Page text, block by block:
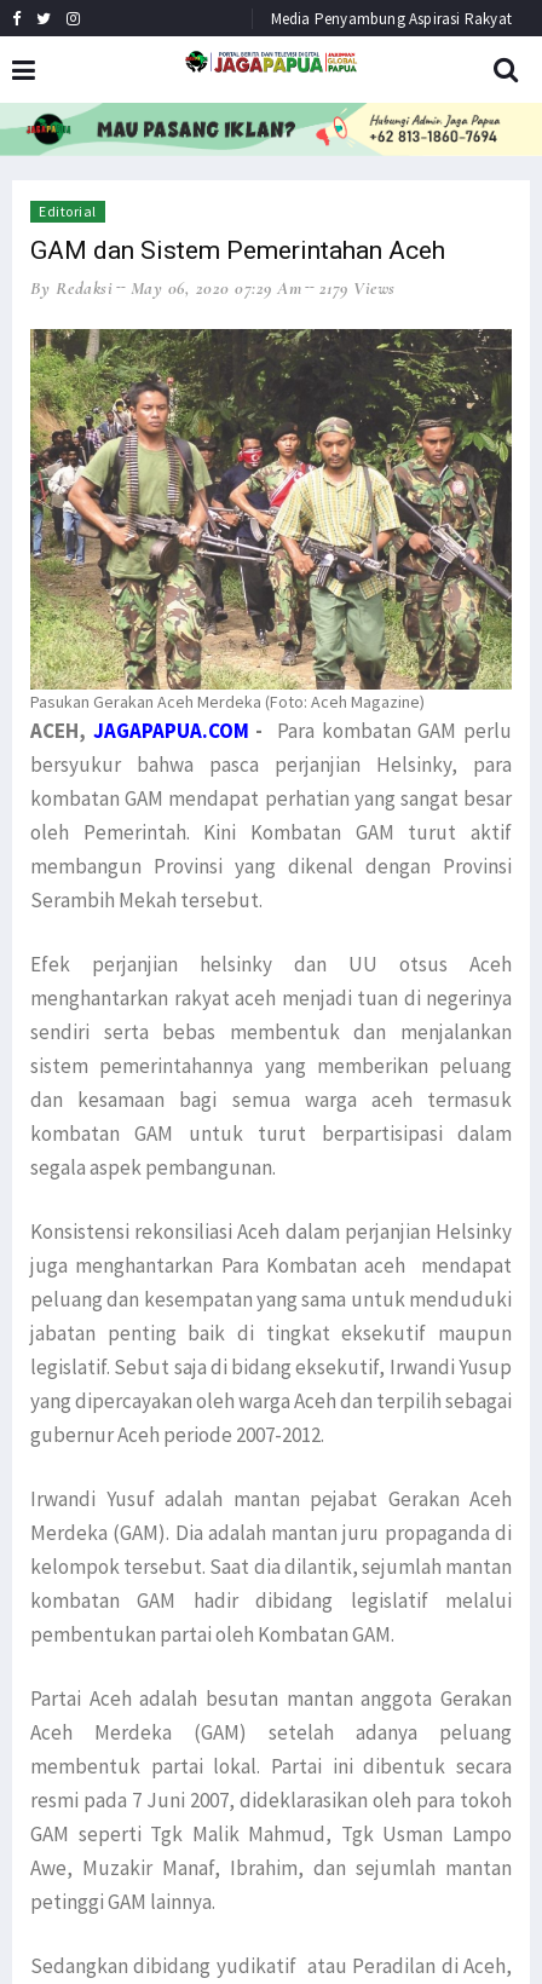
Media Penyambung Aspirasi Rakyat
HEADLINENEWS
Editorial
GAM dan Sistem Pemerintahan Aceh
By Redaksi May 06, 2020 07:29 Am 2179 Views
Pasukan Gerakan Aceh Merdeka (Foto: Aceh Magazine)
ACEH, JAGAPAPUA.COM -
Para kombatan GAM perlu
bersyukur bahwa pasca perjanjian Helsinky, para
kombatan GAM mendapat perhatian yang sangat besar
oleh Pemerintah. Kini Kombatan GAM turut aktif
membangun Provinsi yang dikenal dengan Provinsi
Serambih Mekah tersebut.
Efek perjanjian helsinky dan UU otsus Aceh
menghantarkan rakyat aceh menjadi tuan di negerinya
sendiri serta bebas membentuk dan menjalankan
sistem pemerintahannya yang memberikan peluang
dan kesamaan bagi semua warga aceh termasuk
kombatan GAM untuk turut berpartisipasi dalam
segala aspek pembangunan.
Konsistensi rekonsiliasi Aceh dalam perjanjian Helsinky
juga menghantarkan Para Kombatan aceh mendapat
peluang dan kesempatan yang sama untuk menduduki
jabatan penting baik di tingkat eksekutif maupun
legislatif. Sebut saja di bidang eksekutif, Irwandi Yusup
yang dipercayakan oleh warga Aceh dan terpilih sebagai
gubernur Aceh periode 2007-2012.
Irwandi Yusuf adalah mantan pejabat Gerakan Aceh
Merdeka (GAM). Dia adalah mantan juru propaganda di
kelompok tersebut. Saat dia dilantik, sejumlah mantan
kombatan GAM hadir dibidang legislatif melalui
pembentukan partai oleh Kombatan GAM.
Partai Aceh adalah besutan mantan anggota Gerakan
Aceh Merdeka (GAM) setelah adanya peluang
membentuk partai lokal. Partai ini dibentuk secara
resmi pada 7 Juni 2007, dideklarasikan oleh para tokoh
GAM seperti Tgk Malik Mahmud, Tgk Usman Lampo
Awe, Muzakir Manaf, Ibrahim, dan sejumlah mantan
petinggi GAM lainnya.
Sedangkan dibidang yudikatif atau Peradilan di Aceh,